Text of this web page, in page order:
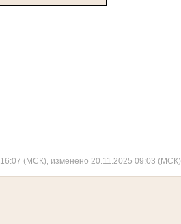
(МСК), изменено 20.11.2025 09:03 (МСК)